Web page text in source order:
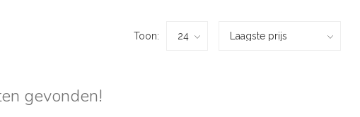
Toon:
gevonden!